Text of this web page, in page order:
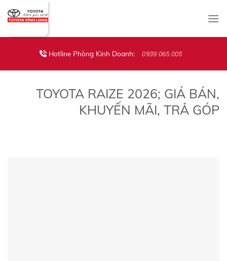
Hotline Phòng Kinh Doanh: 0939.065.005
TOYOTA RAIZE 2026; GIÁ BÁN,
KHUYẾN MÃI, TRẢ GÓP